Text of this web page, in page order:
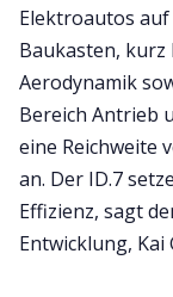
Elektroautos
Baukasten, kurz
Aerodynamik
Bereich Antrieb
eine Reichweite
an. Der ID.7
Effizienz, sagt
Entwicklung, Kai